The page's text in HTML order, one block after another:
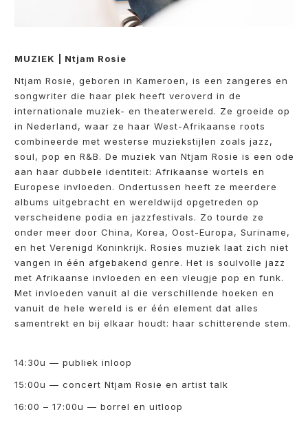
MUZIEK | Ntjam Rosie
Ntjam Rosie, geboren in Kameroen, is een zangeres en
songwriter die haar plek heeft veroverd in de
internationale muziek- en theaterwereld. Ze groeide op
in Nederland, waar ze haar West-Afrikaanse roots
combineerde met westerse muziekstijlen zoals jazz,
soul, pop en R&B. De muziek van Ntjam Rosie is een ode
aan haar dubbele identiteit: Afrikaanse wortels en
Europese invloeden. Ondertussen heeft ze meerdere
albums uitgebracht en wereldwijd opgetreden op
verscheidene podia en jazzfestivals. Zo tourde ze
onder meer door China, Korea, Oost-Europa, Suriname,
en het Verenigd Koninkrijk. Rosies muziek laat zich niet
vangen in één afgebakend genre. Het is soulvolle jazz
met Afrikaanse invloeden en een vleugje pop en funk.
Met invloeden vanuit al die verschillende hoeken en
vanuit de hele wereld is er één element dat alles
samentrekt en bij elkaar houdt: haar schitterende stem.
14:30u — publiek inloop
15:00u — concert Ntjam Rosie en artist talk
16:00 – 17:00u — borrel en uitloop